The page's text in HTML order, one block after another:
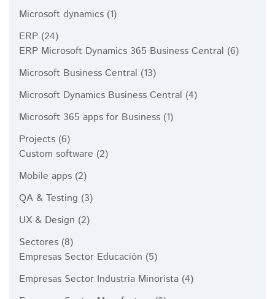
Microsoft dynamics (1)
ERP (24)
ERP Microsoft Dynamics 365 Business Central (6)
Microsoft Business Central (13)
Microsoft Dynamics Business Central (4)
Microsoft 365 apps for Business (1)
Projects (6)
Custom software (2)
Mobile apps (2)
QA & Testing (3)
UX & Design (2)
Sectores (8)
Empresas Sector Educación (5)
Empresas Sector Industria Minorista (4)